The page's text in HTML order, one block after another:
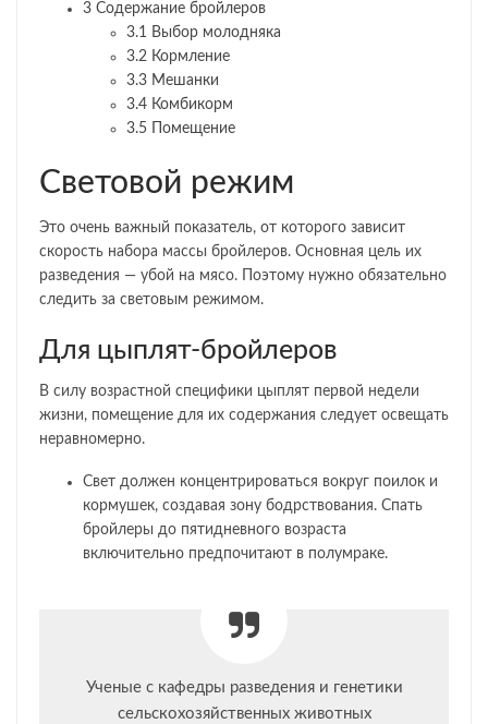
3 Содержание бройлеров
3.1 Выбор молодняка
3.2 Кормление
3.3 Мешанки
3.4 Комбикорм
3.5 Помещение
Световой режим
Это очень важный показатель, от которого зависит
скорость набора массы бройлеров. Основная цель их
разведения — убой на мясо. Поэтому нужно обязательно
следить за световым режимом.
Для цыплят-бройлеров
В силу возрастной специфики цыплят первой недели
жизни, помещение для их содержания следует освещать
неравномерно.
Свет должен концентрироваться вокруг поилок и
кормушек, создавая зону бодрствования. Спать
бройлеры до пятидневного возраста
включительно предпочитают в полумраке.
Ученые с кафедры разведения и гене­тики
сельскохозяйственных живот­ных